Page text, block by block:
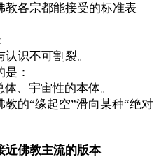
各宗都能接受的标准表
识不可割裂。
：
、宇宙性的本体。
的“缘起空”滑向某种“绝对
近佛教主流的版本